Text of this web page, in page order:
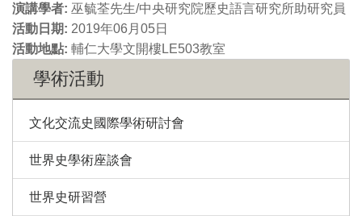
演講學者: 巫毓荃先生/中央研究院歷史語言研究所助研究員
活動日期: 2019年06月05日
活動地點: 輔仁大學文開樓LE503教室
學術活動
文化交流史國際學術研討會
世界史學術座談會
世界史研習營